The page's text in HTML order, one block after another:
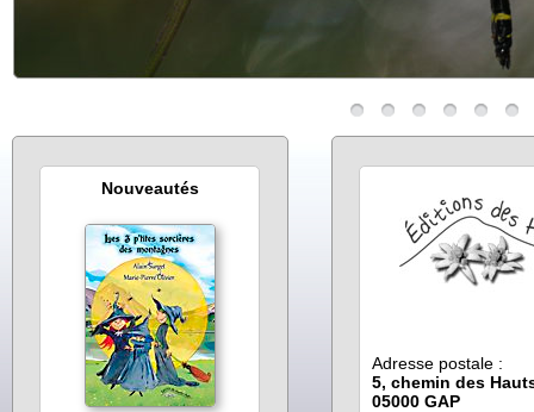
Adresse postale :
5, chemin des
05000 GAP
Nouveautés